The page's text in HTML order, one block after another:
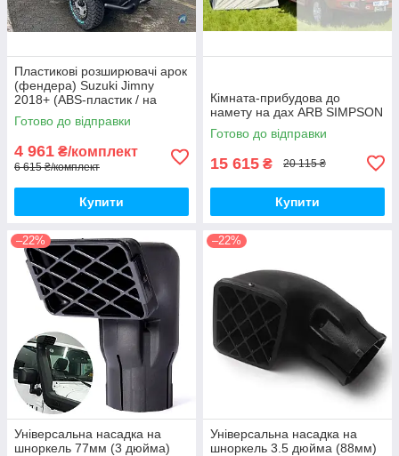
Пластикові розширювачі арок
(фендера) Suzuki Jimny
2018+ (ABS-пластик / на
скотчі 3М)
Готово до відправки
4 961 ₴/комплект
6 615 ₴/комплект
Купити
Кімната-прибудова до
намету на дах ARB SIMPSON
Готово до відправки
15 615 ₴ 20 115 ₴
Купити
–22%
Універсальна насадка на
шноркель 77мм (3 дюйма)
–22%
Універсальна насадка на
шноркель 3.5 дюйма (88мм)